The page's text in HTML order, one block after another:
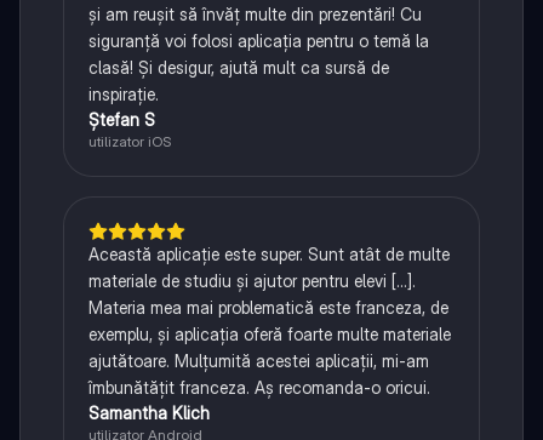
și am reușit să învăț multe din prezentări! Cu
siguranță voi folosi aplicația pentru o temă la
clasă! Și desigur, ajută mult ca sursă de
inspirație.
Ștefan S
utilizator iOS
Această aplicație este super. Sunt atât de multe
materiale de studiu și ajutor pentru elevi [...].
Materia mea mai problematică este franceza, de
exemplu, și aplicația oferă foarte multe materiale
ajutătoare. Mulțumită acestei aplicații, mi-am
îmbunătățit franceza. Aș recomanda-o oricui.
Samantha Klich
utilizator Android